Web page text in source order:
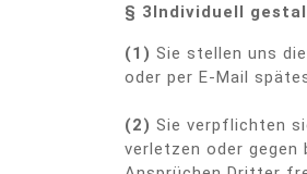
§ 3Individuell
(1) Sie stellen uns
oder per E-Mail
(2) Sie verpflichten
verletzen oder gegen